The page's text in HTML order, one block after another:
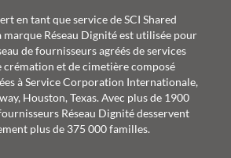
en tant que service de SCI Shared
marque Réseau Dignité est utilisée pour
de fournisseurs agréés de services
crémation et de cimetière composé
à Service Corporation Internationale,
Houston, Texas. Avec plus de 1900
Réseau Dignité desservent
plus de 375 000 familles.